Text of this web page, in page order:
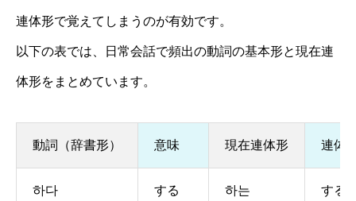
連体形で覚えてしまうのが有効です。
以下の表では、日常会話で頻出の動詞の基本形と現在連
体形をまとめています。
動詞（辞書形） 意味 現在連体形 連体
하다 する 하는 する